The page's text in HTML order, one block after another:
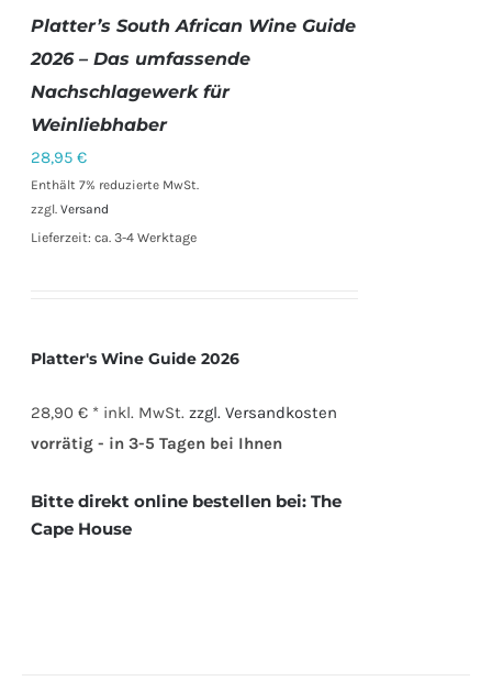
IN DEN
/
DETAILS
Platter’s South African Wine Guide
2026 – Das umfassende
Nachschlagewerk für
Weinliebhaber
28,95€
Enthält 7% reduzierte MwSt.
zzgl.Versand
Lieferzeit: ca. 3-4 Werktage
Platter's Wine Guide 2026
28,90 € * inkl. MwSt.zzgl. Versandkosten
vorrätig - in 3-5 Tagen bei Ihnen
Bitte direkt online bestellen bei:The
Cape House